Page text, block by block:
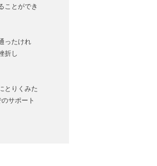
ことができ
ったけれ
折し
とりくみた
サポート